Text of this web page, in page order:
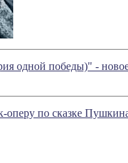
одной победы)" -
по сказке